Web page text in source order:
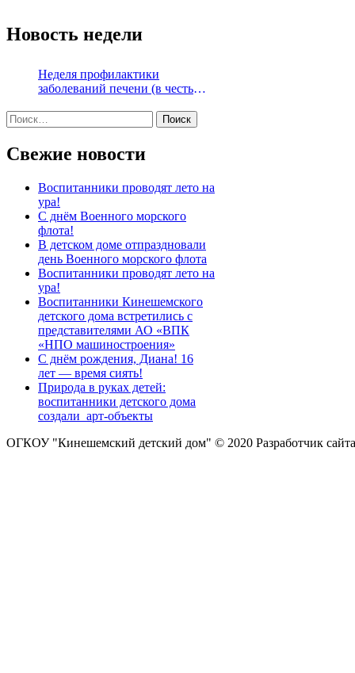
Новость недели
Неделя профилактики
заболеваний печени (в честь
Найти:
Свежие новости
Воспитанники проводят лето на
ура!
С днём Военного морского
флота!
В детском доме отпраздновали
день Военного морского флота
Воспитанники проводят лето на
ура!
Воспитанники Кинешемского
детского дома встретились с
представителями АО «ВПК
«НПО машиностроения»
С днём рождения, Диана! 16
лет — время сиять!
Природа в руках детей:
воспитанники детского дома
создали арт-объекты
ОГКОУ "Кинешемский детский дом" © 2020 Разработчик